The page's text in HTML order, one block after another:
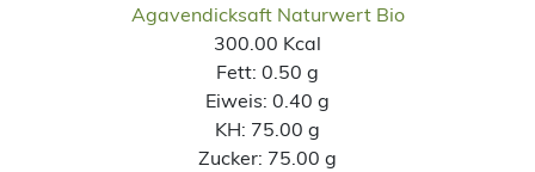
Agavendicksaft Naturwert Bio
300.00 Kcal
Fett: 0.50 g
Eiweis: 0.40 g
KH: 75.00 g
Zucker: 75.00 g